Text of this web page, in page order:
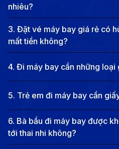
thực độc đáo với các quán
bia địa phương và chợ
cũng nổi bật với các hoạt
từ các triển lãm sáng tạo
hội chợ thủ công truyền
sở hữu nhiều trường đại
danh tiếng, thu hút sinh
khắp nơi trên thế giới. Hãy
nghiệm một thành phố
nhiêu?
3. Đặt vé máy bay giá rẻ có
mất tiền không?
4. Đi máy bay cần những loại
5. Trẻ em đi máy bay cần
6. Bà bầu đi máy bay được
tới thai nhi không?